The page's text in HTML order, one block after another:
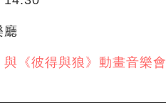
廳
與《彼得與狼》動畫音樂會